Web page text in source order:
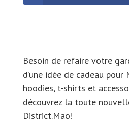
Besoin de refaire votre
d’une idée de cadeau
hoodies, t-shirts et
découvrez la toute
District.Mao!